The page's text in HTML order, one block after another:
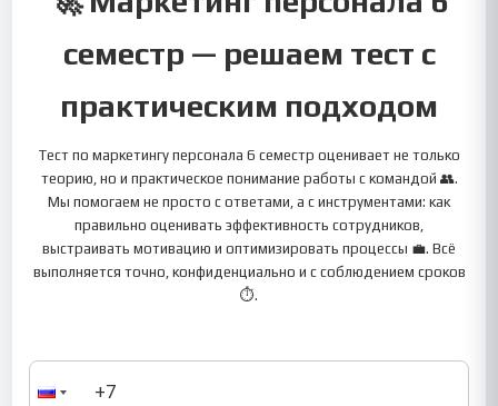
семестр — решаем тест с
практическим подходом
Тест по маркетингу персонала 6 семестр оценивает не только
теорию, но и практическое понимание работы с командой 👥.
Мы помогаем не просто с ответами, а с инструментами: как
правильно оценивать эффективность сотрудников,
выстраивать мотивацию и оптимизировать процессы 💼. Всё
выполняется точно, конфиденциально и с соблюдением сроков
⏱️.